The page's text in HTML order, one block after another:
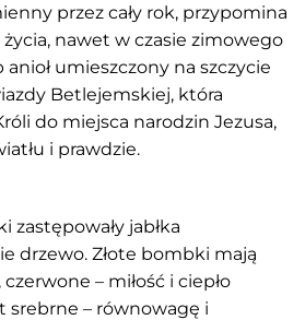
przez cały rok, przypomina
życia, nawet w czasie zimowego
umieszczony na szczycie
Betlejemskiej, która
do miejsca narodzin Jezusa,
i prawdzie.
jabłka
drzewo. Złote bombki mają
– miłość i ciepło
srebrne – równowagę i